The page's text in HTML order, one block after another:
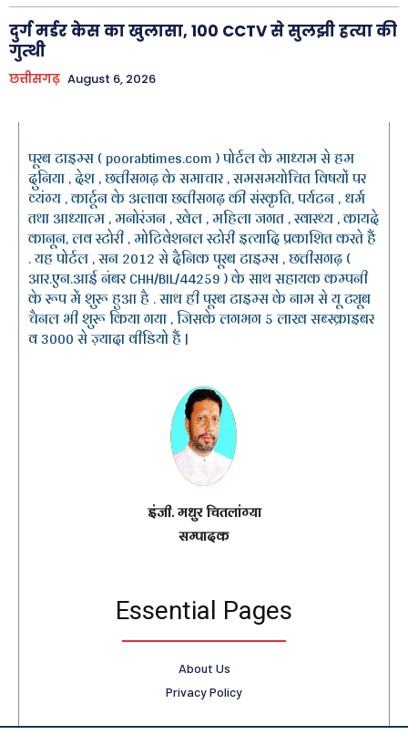
दुर्ग मर्डर केस का खुलासा, 100 CCTV से सुलझी हत्या की
गुत्थी
छत्तीसगढ़ August 6, 2026
पूरब टाइम्स ( poorabtimes.com ) पोर्टल के माध्यम से हम
दुनिया , देश , छत्तीसगढ़ के समाचार , समसमयोचित विषयों पर
व्यंग्य , कार्टून के अलावा छत्तीसगढ़ की संस्कृति, पर्यटन , धर्म
तथा आध्यात्म , मनोरंजन , खेल , महिला जगत , स्वास्थ्य , कायदे
कानून, लव स्टोरी , मोटिवेशनल स्टोरी इत्यादि प्रकाशित करते हैं
. यह पोर्टल , सन 2012 से दैनिक पूरब टाइम्स , छत्तीसगढ़ (
आर.एन.आई नंबर CHH/BIL/44259 ) के साथ सहायक कम्पनी
के रूप में शुरू हुआ है . साथ ही पूरब टाइम्स के नाम से यू ट्यूब
चैनल भी शुरू किया गया , जिसके लगभग 5 लाख सब्स्क्राइबर
व 3000 से ज़्यादा वीडियो हैं |
इंजी. मधुर चितलांग्या
सम्पादक
Essential Pages
About Us
Privacy Policy